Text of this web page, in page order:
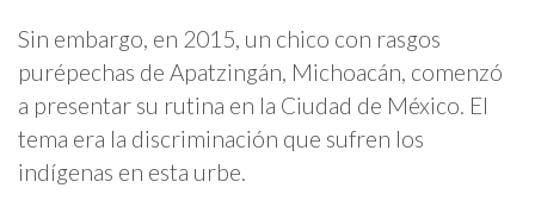
Sin embargo, en 2015, un chico con rasgos
purépechas de Apatzingán, Michoacán, comenzó
a presentar su rutina en la Ciudad de México. El
tema era la discriminación que sufren los
indígenas en esta urbe.